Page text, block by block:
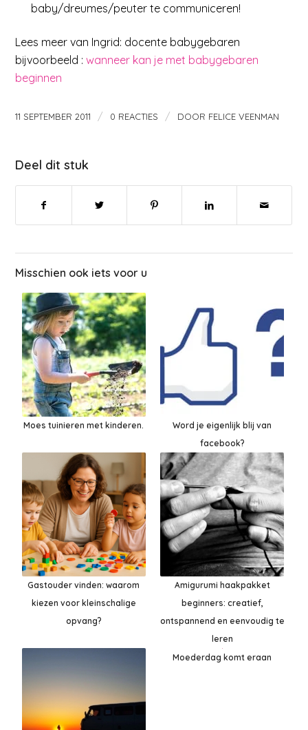
baby/dreumes/peuter te communiceren!
Lees meer van Ingrid: docente babygebaren
bijvoorbeeld :wanneer kan je met babygebaren
beginnen
11 SEPTEMBER 2011 / 0 REACTIES / DOOR FELICE VEENMAN
Deel dit stuk
Misschien ook iets voor u
Moes tuinieren met kinderen.
Word je eigenlijk blij van
facebook?
Gastouder vinden: waarom
kiezen voor kleinschalige
opvang?
Amigurumi haakpakket
beginners: creatief,
ontspannend en eenvoudig te
leren
Moederdag komt eraan